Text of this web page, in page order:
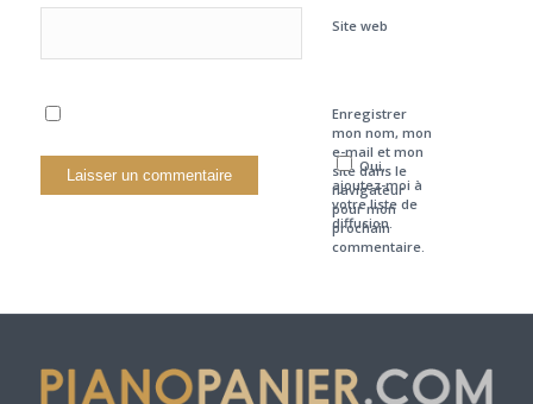
Site web
Enregistrer
mon nom, mon
e-mail et mon
site dans le
navigateur
pour mon
prochain
commentaire.
Oui,
ajoutez-moi à
votre liste de
diffusion.